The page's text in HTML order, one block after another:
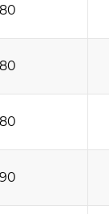
80
80
80
90